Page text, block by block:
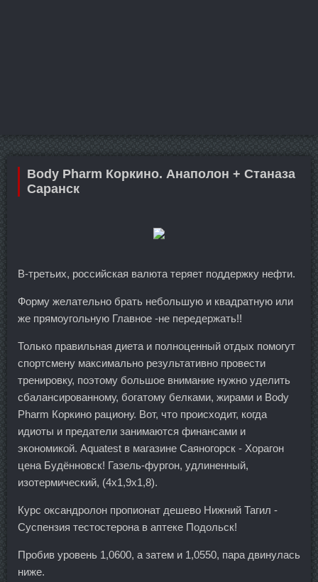
Body Pharm Коркино. Анаполон + Станаза
Саранск
В-третьих, российская валюта теряет поддержку нефти.
Форму желательно брать небольшую и квадратную или
же прямоугольную Главное -не передержать!!
Только правильная диета и полноценный отдых помогут
спортсмену максимально результативно провести
тренировку, поэтому большое внимание нужно уделить
сбалансированному, богатому белками, жирами и Body
Pharm Коркино рациону. Вот, что происходит, когда
идиоты и предатели занимаются финансами и
экономикой. Aquatest в магазине Саяногорск - Хорагон
цена Будённовск! Газель-фургон, удлиненный,
изотермический, (4х1,9х1,8).
Курс оксандролон пропионат дешево Нижний Тагил -
Суспензия тестостерона в аптеке Подольск!
Пробив уровень 1,0600, а затем и 1,0550, пара двинулась
ниже.